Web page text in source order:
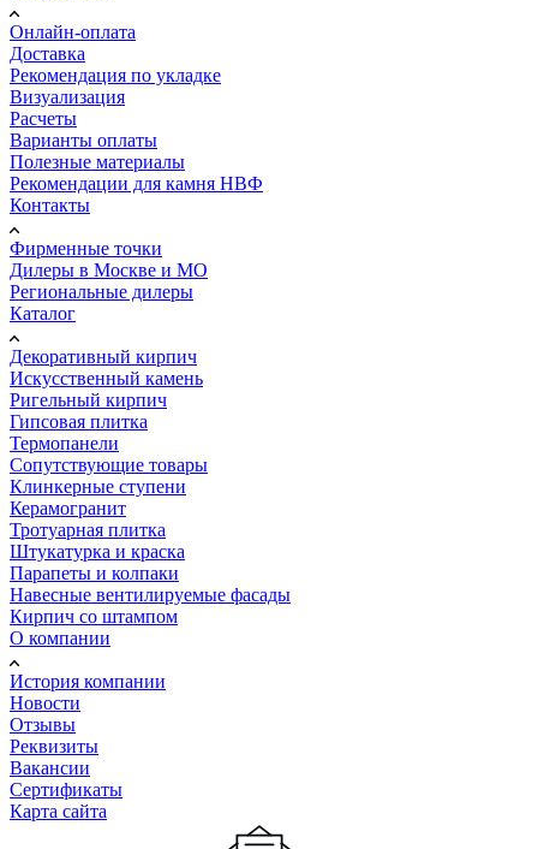
Онлайн-оплата
Доставка
Рекомендация по укладке
Визуализация
Расчеты
Варианты оплаты
Полезные материалы
Рекомендации для камня НВФ
Контакты
Фирменные точки
Дилеры в Москве и МО
Региональные дилеры
Каталог
Декоративный кирпич
Искусственный камень
Ригельный кирпич
Гипсовая плитка
Термопанели
Сопутствующие товары
Клинкерные ступени
Керамогранит
Тротуарная плитка
Штукатурка и краска
Парапеты и колпаки
Навесные вентилируемые фасады
Кирпич со штампом
О компании
История компании
Новости
Отзывы
Реквизиты
Вакансии
Сертификаты
Карта сайта